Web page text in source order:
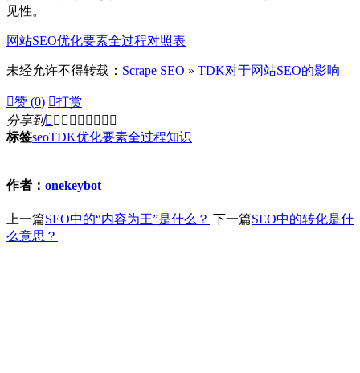
见性。
网站SEO优化要素全过程对照表
未经允许不得转载： Scrape SEO » TDK对于网站SEO的影响
赞 (0) 打赏
分享到        
标签seoTDK优化要素全过程知识
作者： onekeybot
上一篇SEO中的“内容为王”是什么？ 下一篇SEO中的转化是什
么意思？